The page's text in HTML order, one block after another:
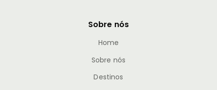
Sobre nós
Home
Sobre nós
Destinos